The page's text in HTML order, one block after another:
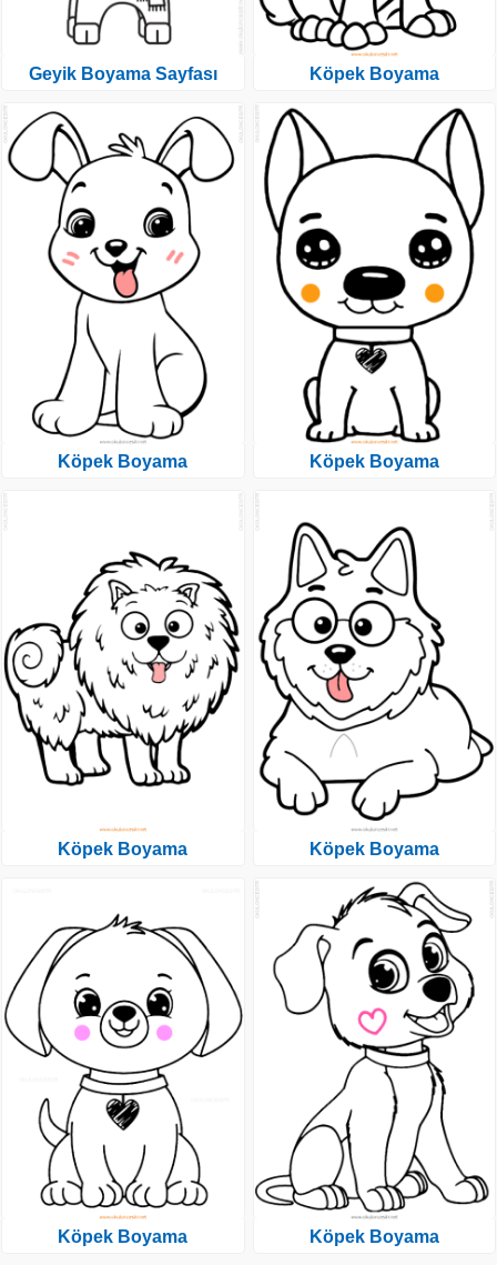
Geyik Boyama Sayfası
Köpek Boyama
Köpek Boyama
Köpek Boyama
Köpek Boyama
Köpek Boyama
Köpek Boyama
Köpek Boyama